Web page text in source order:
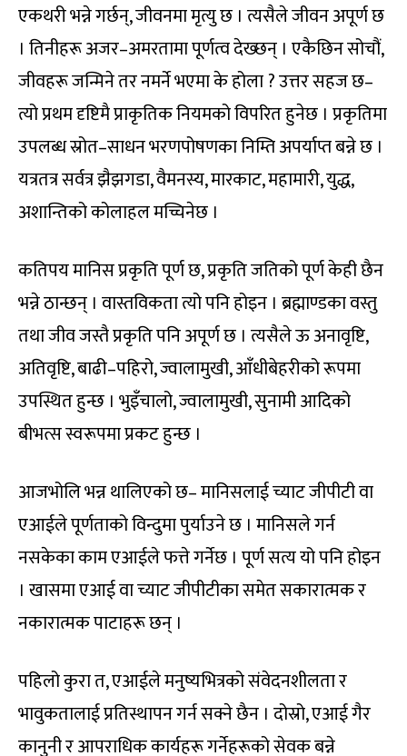
एकथरी भन्ने गर्छन्, जीवनमा मृत्यु छ । त्यसैले जीवन अपूर्ण छ
। तिनीहरू अजर–अमरतामा पूर्णत्व देख्छन् । एकैछिन सोचौं,
जीवहरू जन्मिने तर नमर्ने भएमा के होला ? उत्तर सहज छ–
त्यो प्रथम दृष्टिमै प्राकृतिक नियमको विपरित हुनेछ । प्रकृतिमा
उपलब्ध स्रोत–साधन भरणपोषणका निम्ति अपर्याप्त बन्ने छ ।
यत्रतत्र सर्वत्र झैझगडा, वैमनस्य, मारकाट, महामारी, युद्ध,
अशान्तिको कोलाहल मच्चिनेछ ।
कतिपय मानिस प्रकृति पूर्ण छ, प्रकृति जतिको पूर्ण केही छैन
भन्ने ठान्छन् । वास्तविकता त्यो पनि होइन । ब्रह्माण्डका वस्तु
तथा जीव जस्तै प्रकृति पनि अपूर्ण छ । त्यसैले ऊ अनावृष्टि,
अतिवृष्टि, बाढी–पहिरो, ज्वालामुखी, आँधीबेहरीको रूपमा
उपस्थित हुन्छ । भुइँचालो, ज्वालामुखी, सुनामी आदिको
बीभत्स स्वरूपमा प्रकट हुन्छ ।
आजभोलि भन्न थालिएको छ– मानिसलाई च्याट जीपीटी वा
एआईले पूर्णताको विन्दुमा पुर्याउने छ । मानिसले गर्न
नसकेका काम एआईले फत्ते गर्नेछ । पूर्ण सत्य यो पनि होइन
। खासमा एआई वा च्याट जीपीटीका समेत सकारात्मक र
नकारात्मक पाटाहरू छन् ।
पहिलो कुरा त, एआईले मनुष्यभित्रको संवेदनशीलता र
भावुकतालाई प्रतिस्थापन गर्न सक्ने छैन । दोस्रो, एआई गैर
कानुनी र आपराधिक कार्यहरू गर्नेहरूको सेवक बन्ने